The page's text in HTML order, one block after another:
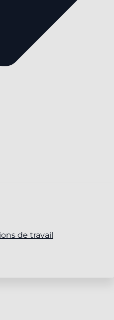
de travail